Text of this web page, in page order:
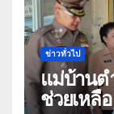
ข่าวทั่วไป
แม่บ้านต
ช่วยเหลื